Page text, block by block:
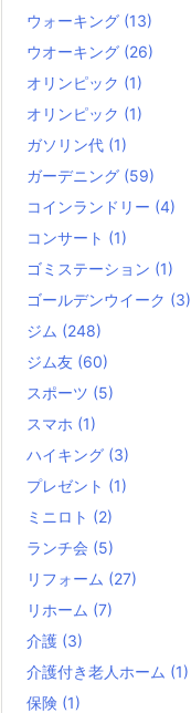
ウォーキング (13)
ウオーキング (26)
オリンピック (1)
オリンピック (1)
ガソリン代 (1)
ガーデニング (59)
コインランドリー (4)
コンサート (1)
ゴミステーション (1)
ゴールデンウイーク (3)
ジム (248)
ジム友 (60)
スポーツ (5)
スマホ (1)
ハイキング (3)
プレゼント (1)
ミニロト (2)
ランチ会 (5)
リフォーム (27)
リホーム (7)
介護 (3)
介護付き老人ホーム (1)
保険 (1)